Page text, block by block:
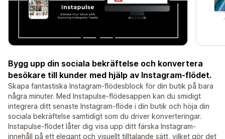
Bygg upp din sociala bekräftelse och konvertera
besökare till kunder med hjälp av Instagram-flödet.
Skapa fantastiska Instagram-flödesblock för din butik på bara
några minuter. Med Instapulse-flödesappen kan du smidigt
integrera ditt senaste Instagram-flöde i din butik och höja din
sociala bekräftelse samtidigt som du driver konverteringar.
Instapulse-flödet låter dig visa upp ditt färska Instagram-
innehåll på ett elegant och visuellt tilltalande sätt, vilket gör det